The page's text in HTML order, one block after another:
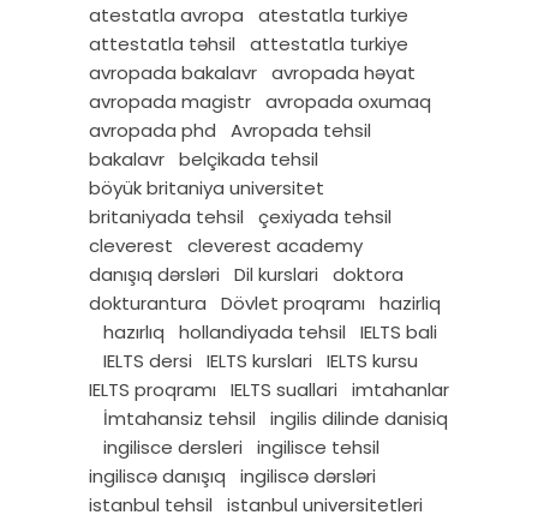
atestatla avropa
atestatla turkiye
attestatla təhsil
attestatla turkiye
avropada bakalavr avropada həyat
avropada magistr avropada oxumaq
avropada phd
Avropada tehsil
bakalavr belçikada tehsil
böyük britaniya universitet
britaniyada tehsil
çexiyada tehsil
cleverest
cleverest academy
danışıq dərsləri
Dil kurslari
doktora
dokturantura
Dövlet proqramı
hazirliq
hazırlıq
hollandiyada tehsil
IELTS bali
IELTS dersi
IELTS kurslari
IELTS kursu
IELTS proqramı
IELTS suallari
imtahanlar
İmtahansiz tehsil
ingilis dilinde danisiq
ingilisce dersleri
ingilisce tehsil
ingiliscə danışıq
ingiliscə dərsləri
istanbul tehsil
istanbul universitetleri